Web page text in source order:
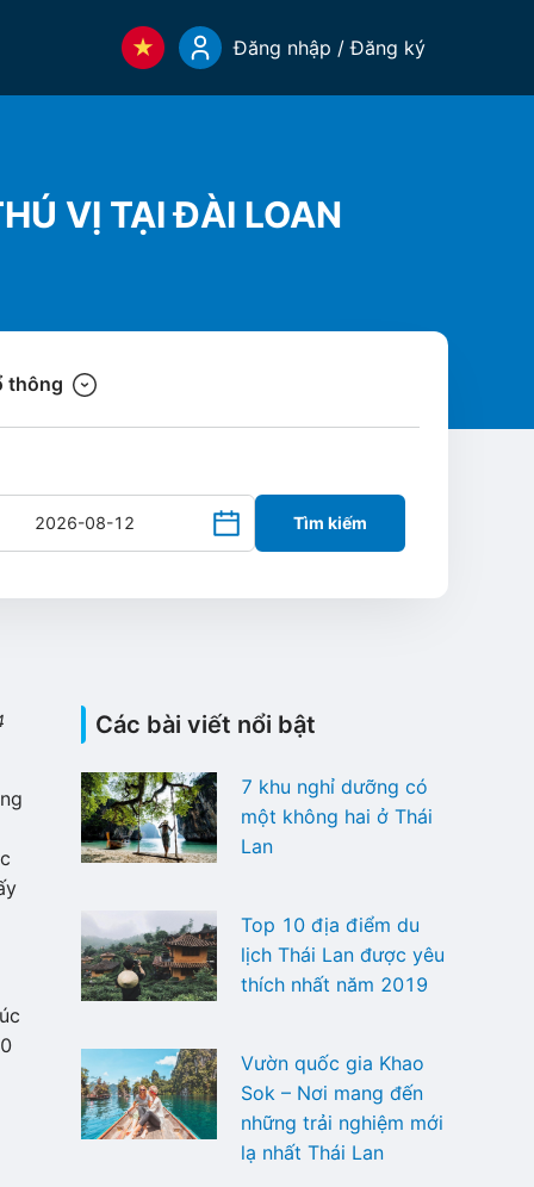
Đăng nhập / Đăng ký
VỊ TẠI ĐÀI LOAN
thông
Tìm kiếm
Các bài viết nổi bật
7 khu nghỉ dưỡng có
một không hai ở Thái
Lan
Top 10 địa điểm du
lịch Thái Lan được yêu
thích nhất năm 2019
Vườn quốc gia Khao
Sok – Nơi mang đến
những trải nghiệm mới
lạ nhất Thái Lan